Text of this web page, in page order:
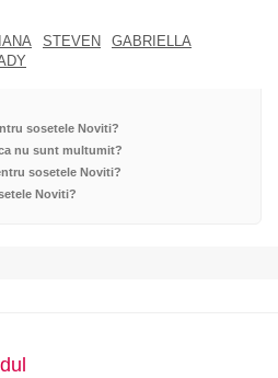
STEVEN
GABRIELLA
sosetele Noviti?
nu sunt multumit?
sosetele Noviti?
Noviti?